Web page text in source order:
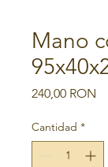
Mano
240,00 RON
Cantidad *